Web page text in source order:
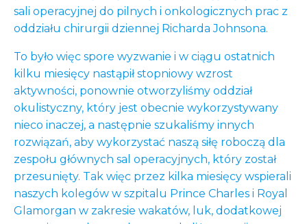
sali operacyjnej do pilnych i onkologicznych prac z
oddziału chirurgii dziennej Richarda Johnsona.
To było więc spore wyzwanie i w ciągu ostatnich
kilku miesięcy nastąpił stopniowy wzrost
aktywności, ponownie otworzyliśmy oddział
okulistyczny, który jest obecnie wykorzystywany
nieco inaczej, a następnie szukaliśmy innych
rozwiązań, aby wykorzystać naszą siłę roboczą dla
zespołu głównych sal operacyjnych, który został
przesunięty. Tak więc przez kilka miesięcy wspierali
naszych kolegów w szpitalu Prince Charles i Royal
Glamorgan w zakresie wakatów, luk, dodatkowej